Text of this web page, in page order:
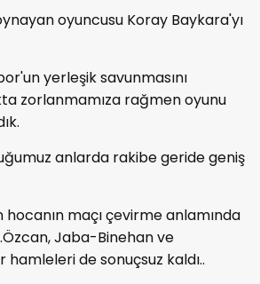
oyuncusu Koray Baykara'yı
yerleşik savunmasını
zorlanmamıza rağmen oyunu
anlarda rakibe geride geniş
hocanın maçı çevirme anlamında
Jaba-Binehan ve
hamleleri de sonuçsuz kaldı..